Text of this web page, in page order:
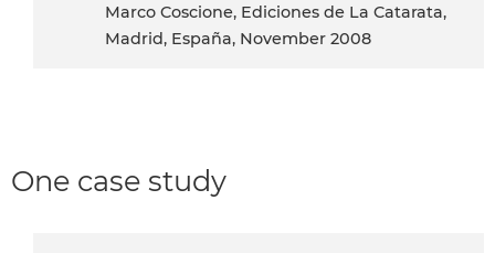
Marco Coscione, Ediciones de La Catarata,
Madrid, España, November 2008
One case study